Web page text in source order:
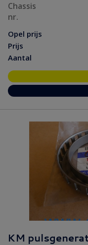
Chassis
nr.
Opel prijs
Prijs
Aantal
KM